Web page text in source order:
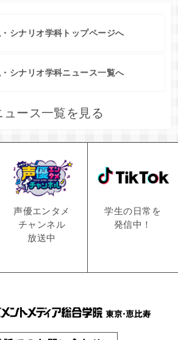
シナリオ学科トップページへ
シナリオ学科ニュース一覧へ
ュース一覧を見る
声優エンタメ
チャンネル
放送中
学生の日常を
発信中！